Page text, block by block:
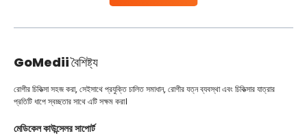
GoMediiবৈশিষ্ট্য
রোগীর চিকিত্সা সহজ করা, সেইসাথে প্রযুক্তি চালিত সমাধান, রোগীর যত্ন ব্যবস্থা এবং চিকিত্সার যাত্রার
প্রতিটি ধাপে স্বচ্ছতার সাথে এটি সক্ষম করা।
মেডিকেল কাউন্সেলর সাপোর্ট